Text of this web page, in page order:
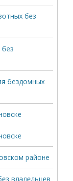
без
бездомных
районе
владельцев